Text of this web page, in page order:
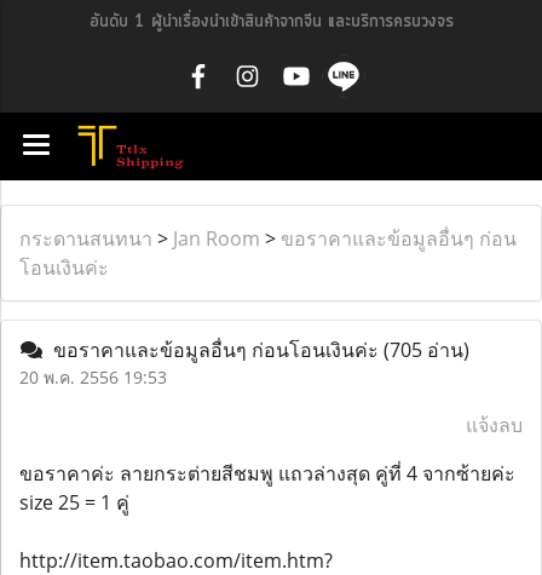
อันดับ 1 ผู้นำเรื่องนำเข้าสินค้าจากจีน และบริการครบวงจร
กระดานสนทนา > Jan Room > ขอราคาและข้อมูลอื่นๆ ก่อน
โอนเงินค่ะ
ขอราคาและข้อมูลอื่นๆ ก่อนโอนเงินค่ะ (705 อ่าน)
20 พ.ค. 2556 19:53
แจ้งลบ
ขอราคาค่ะ ลายกระต่ายสีชมพู แถวล่างสุด คู่ที่ 4 จากซ้ายค่ะ
size 25 = 1 คู่
http://item.taobao.com/item.htm?